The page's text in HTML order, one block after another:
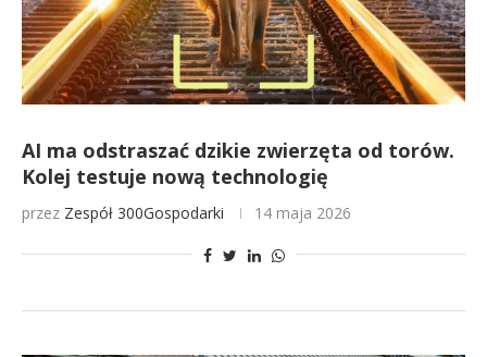
AI ma odstraszać dzikie zwierzęta od torów.
Kolej testuje nową technologię
przez Zespół 300Gospodarki 14 maja 2026